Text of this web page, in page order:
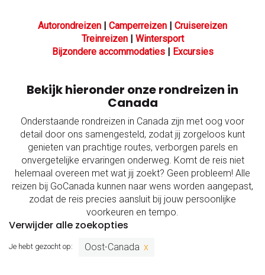
Autorondreizen | Camperreizen | Cruisereizen
Treinreizen| Wintersport
Bijzondere accommodaties| Excursies
Bekijk hieronder onze rondreizen in
Canada
Onderstaande rondreizen in Canada zijn met oog voor
detail door ons samengesteld, zodat jij zorgeloos kunt
genieten van prachtige routes, verborgen parels en
onvergetelijke ervaringen onderweg. Komt de reis niet
helemaal overeen met wat jij zoekt? Geen probleem! Alle
reizen bij GoCanada kunnen naar wens worden aangepast,
zodat de reis precies aansluit bij jouw persoonlijke
voorkeuren en tempo.
Verwijder alle zoekopties
Oost-Canada